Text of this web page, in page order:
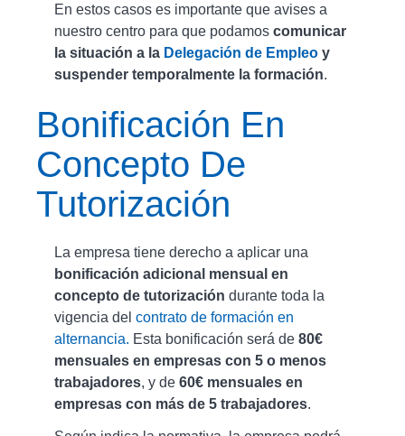
En estos casos es importante que avises a
nuestro centro para que podamos comunicar
la situación a la Delegación de Empleo y
suspender temporalmente la formación.
Bonificación En
Concepto De
Tutorización
La empresa tiene derecho a aplicar una
bonificación adicional mensual en
concepto de tutorización durante toda la
vigencia del contrato de formación en
alternancia. Esta bonificación será de 80€
mensuales en empresas con 5 o menos
trabajadores, y de 60€ mensuales en
empresas con más de 5 trabajadores.